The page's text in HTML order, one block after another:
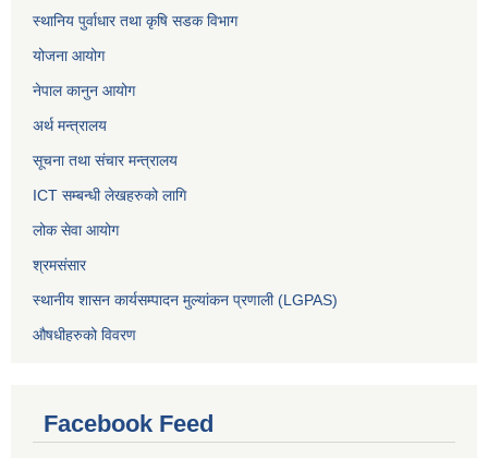
स्थानिय पुर्वाधार तथा कृषि सडक विभाग
योजना आयोग
नेपाल कानुन आयोग
अर्थ मन्त्रालय
सूचना तथा संचार मन्त्रालय
ICT सम्बन्धी लेखहरुको लागि
लोक सेवा आयोग
श्रमसंसार
स्थानीय शासन कार्यसम्पादन मुल्यांकन प्रणाली (LGPAS)
औषधीहरुको विवरण
Facebook Feed